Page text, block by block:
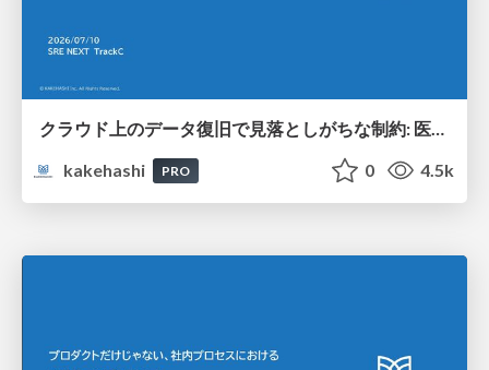
kakehashi
PRO 0 4.5k